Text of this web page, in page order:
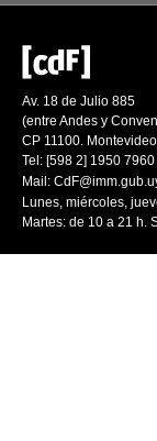
Av. 18 de Julio 885
(entre Andes y
CP 11100.
Tel: [598 2] 1950 7960
Mail:
Lunes, miércoles,
Martes: de 10 a 21 h.